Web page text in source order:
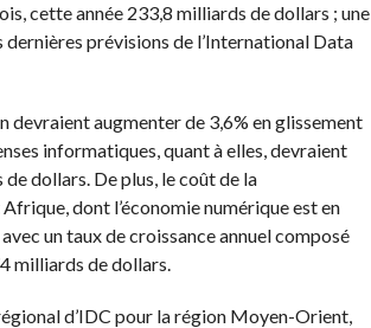
cette année 233,8 milliards de dollars ; une
dernières prévisions de l’International Data
devraient augmenter de 3,6% en glissement
informatiques, quant à elles, devraient
de dollars.De plus, le coût de la
Afrique, dont l’économie numérique est en
un taux de croissance annuel composé
milliards de dollars.
d’IDC pour la région Moyen-Orient,